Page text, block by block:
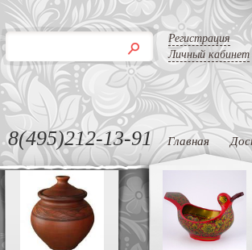
Регистрация
Личный кабинет
8(495)212-13-91 Главная